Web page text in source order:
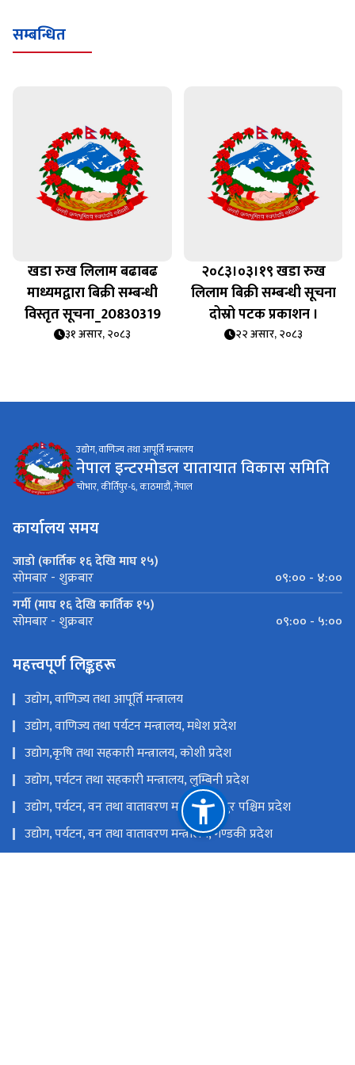
सम्बन्धित
खडा रुख लिलाम बढाबढ
माध्यमद्वारा बिक्री सम्बन्धी
विस्तृत सूचना_20830319
३१ असार, २०८३
२०८३।०३।१९ खडा रुख
लिलाम बिक्री सम्बन्धी सूचना
दोस्रो पटक प्रकाशन ।
२२ असार, २०८३
उद्योग, वाणिज्य तथा आपूर्ति मन्त्रालय
नेपाल इन्टरमोडल यातायात विकास समिति
चोभार, कीर्तिपुर-६, काठमाडौं, नेपाल
कार्यालय समय
जाडो (कार्तिक १६ देखि माघ १५)
सोमबार - शुक्रबार
०९:०० - ४:००
गर्मी (माघ १६ देखि कार्तिक १५)
सोमबार - शुक्रबार ०९:०० - ५:००
महत्त्वपूर्ण लिङ्कहरू
उद्योग, वाणिज्य तथा आपूर्ति मन्त्रालय
उद्योग, वाणिज्य तथा पर्यटन मन्त्रालय, मधेश प्रदेश
उद्योग,कृषि तथा सहकारी मन्त्रालय, कोशी प्रदेश
उद्योग, पर्यटन तथा सहकारी मन्त्रालय, लुम्बिनी प्रदेश
उद्योग, पर्यटन, वन तथा वातावरण मन्त्रालय, सुदुर पश्चिम प्रदेश
उद्योग, पर्यटन, वन तथा वातावरण मन्त्रालय, गण्डकी प्रदेश